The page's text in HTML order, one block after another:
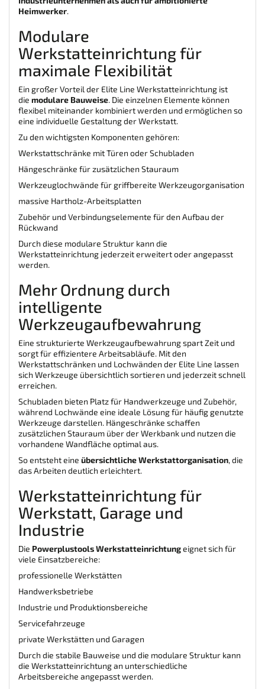
Heimwerker.
Modulare
Werkstatteinrichtung für
maximale Flexibilität
Ein großer Vorteil der Elite Line Werkstatteinrichtung ist
die modulare Bauweise. Die einzelnen Elemente können
flexibel miteinander kombiniert werden und ermöglichen so
eine individuelle Gestaltung der Werkstatt.
Zu den wichtigsten Komponenten gehören:
Werkstattschränke mit Türen oder Schubladen
Hängeschränke für zusätzlichen Stauraum
Werkzeuglochwände für griffbereite Werkzeugorganisation
massive Hartholz-Arbeitsplatten
Zubehör und Verbindungselemente für den Aufbau der
Rückwand
Durch diese modulare Struktur kann die
Werkstatteinrichtung jederzeit erweitert oder angepasst
werden.
Mehr Ordnung durch
intelligente
Werkzeugaufbewahrung
Eine strukturierte Werkzeugaufbewahrung spart Zeit und
sorgt für effizientere Arbeitsabläufe. Mit den
Werkstattschränken und Lochwänden der Elite Line lassen
sich Werkzeuge übersichtlich sortieren und jederzeit schnell
erreichen.
Schubladen bieten Platz für Handwerkzeuge und Zubehör,
während Lochwände eine ideale Lösung für häufig genutzte
Werkzeuge darstellen. Hängeschränke schaffen
zusätzlichen Stauraum über der Werkbank und nutzen die
vorhandene Wandfläche optimal aus.
So entsteht eine übersichtliche Werkstattorganisation, die
das Arbeiten deutlich erleichtert.
Werkstatteinrichtung für
Werkstatt, Garage und
Industrie
Die Powerplustools Werkstatteinrichtungeignet sich für
viele Einsatzbereiche:
professionelle Werkstätten
Handwerksbetriebe
Industrie und Produktionsbereiche
Servicefahrzeuge
private Werkstätten und Garagen
Durch die stabile Bauweise und die modulare Struktur kann
die Werkstatteinrichtung an unterschiedliche
Arbeitsbereiche angepasst werden.